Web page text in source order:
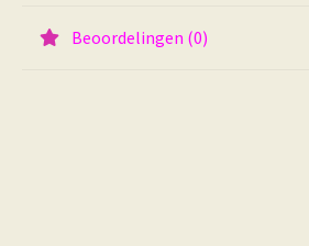
Beoordelingen (0)